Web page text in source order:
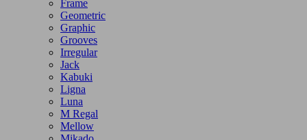
Frame
Geometric
Graphic
Grooves
Irregular
Jack
Kabuki
Ligna
Luna
M Regal
Mellow